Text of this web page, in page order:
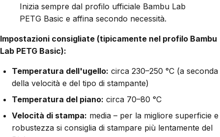
Inizia sempre dal profilo ufficiale Bambu Lab
PETG Basic e affina secondo necessità.
Impostazioni consigliate (tipicamente nel profilo Bambu
Lab PETG Basic):
Temperatura dell'ugello: circa 230–250 °C (a seconda
della velocità e del tipo di stampante)
Temperatura del piano: circa 70–80 °C
Velocità di stampa: media – per la migliore superficie e
robustezza si consiglia di stampare più lentamente del